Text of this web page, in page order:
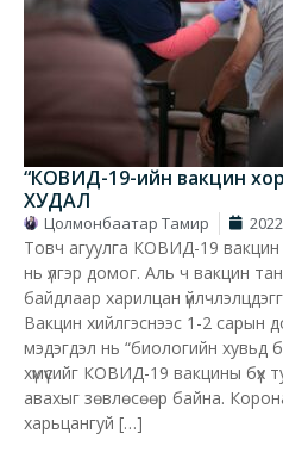
“КОВИД-19-ийн вакцин хорт
ХУДАЛ
Цолмонбаатар Тамир
Товч агуулга КОВИД-19 вакцин
нь үлгэр домог. Аль ч вакцин
байдлаар харилцан
Вакцин хийлгэснээс 1-2 сарын
мэдэгдэл нь “биологийн хувьд
хүмүүсийг КОВИД-19 вакцины бүх
авахыг зөвлөсөөр байна.
харьцангуй […]